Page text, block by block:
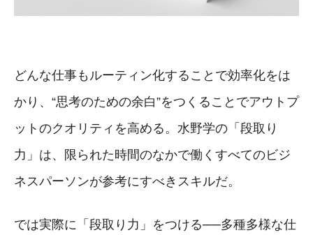
どんな仕事もルーティン化することで効率化をは
かり、“思考のための余白”をつくることでアウトプ
ットのクオリティを高める。水野学の「段取り
力」は、限られた時間のなかで働くすべてのビジ
ネスパーソンが参考にすべきスキルだ。
では実際に「段取り力」をつける──多種多様な仕